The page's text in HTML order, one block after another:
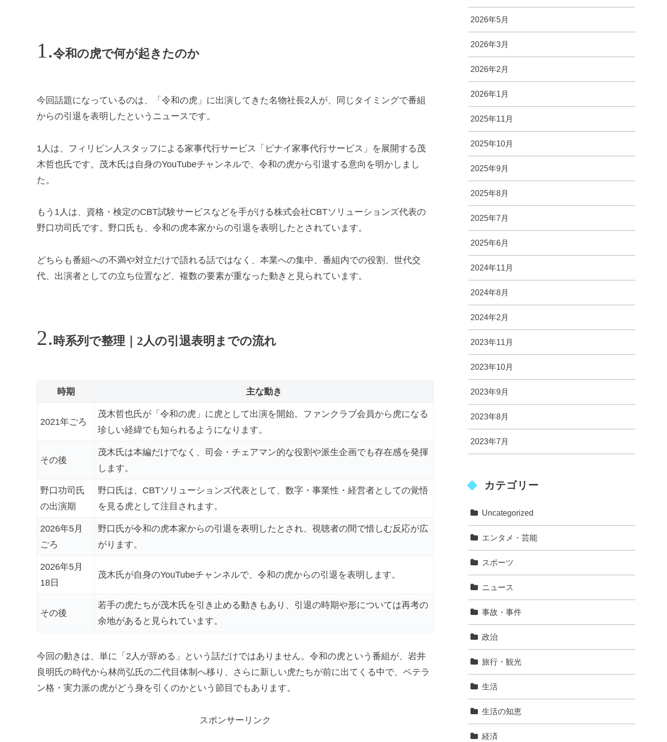
令和の虎で何が起きたのか
今回話題になっているのは、「令和の虎」に出演してきた名物社長2人が、同じタイミングで番組
からの引退を表明したというニュースです。
1人は、フィリピン人スタッフによる家事代行サービス「ピナイ家事代行サービス」を展開する茂
木哲也氏です。茂木氏は自身のYouTubeチャンネルで、令和の虎から引退する意向を明かしまし
た。
もう1人は、資格・検定のCBT試験サービスなどを手がける株式会社CBTソリューションズ代表の
野口功司氏です。野口氏も、令和の虎本家からの引退を表明したとされています。
どちらも番組への不満や対立だけで語れる話ではなく、本業への集中、番組内での役割、世代交
代、出演者としての立ち位置など、複数の要素が重なった動きと見られています。
時系列で整理｜2人の引退表明までの流れ
時期 主な動き
2021年ごろ
茂木哲也氏が「令和の虎」に虎として出演を開始。ファンクラブ会員から虎になる
珍しい経緯でも知られるようになります。
その後
茂木氏は本編だけでなく、司会・チェアマン的な役割や派生企画でも存在感を発揮
します。
野口功司氏
の出演期
野口氏は、CBTソリューションズ代表として、数字・事業性・経営者としての覚悟
を見る虎として注目されます。
2026年5月
ごろ
野口氏が令和の虎本家からの引退を表明したとされ、視聴者の間で惜しむ反応が広
がります。
2026年5月
18日
茂木氏が自身のYouTubeチャンネルで、令和の虎からの引退を表明します。
その後
若手の虎たちが茂木氏を引き止める動きもあり、引退の時期や形については再考の
余地があると見られています。
今回の動きは、単に「2人が辞める」という話だけではありません。令和の虎という番組が、岩井
良明氏の時代から林尚弘氏の二代目体制へ移り、さらに新しい虎たちが前に出てくる中で、ベテラ
ン格・実力派の虎がどう身を引くのかという節目でもあります。
スポンサーリンク
2026年5月
2026年3月
2026年2月
2026年1月
2025年11月
2025年10月
2025年9月
2025年8月
2025年7月
2025年6月
2024年11月
2024年8月
2024年2月
2023年11月
2023年10月
2023年9月
2023年8月
2023年7月
カテゴリー
Uncategorized
エンタメ・芸能
スポーツ
ニュース
事故・事件
政治
旅行・観光
生活
生活の知恵
経済